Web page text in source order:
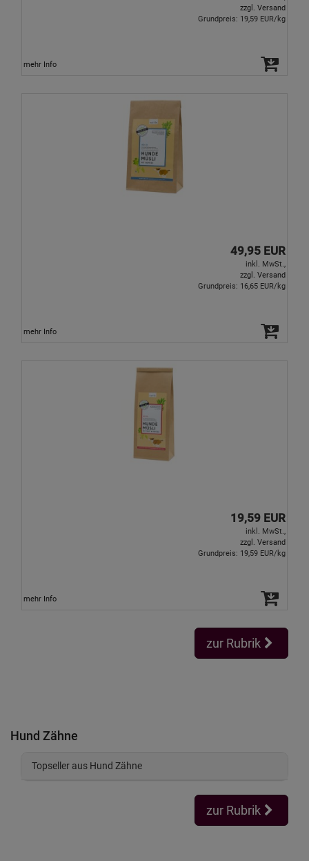
zzgl. Versand
Grundpreis: 19,59 EUR/kg
mehr Info
49,95 EUR
inkl. MwSt.,
zzgl. Versand
Grundpreis: 16,65 EUR/kg
mehr Info
19,59 EUR
inkl. MwSt.,
zzgl. Versand
Grundpreis: 19,59 EUR/kg
mehr Info
zur Rubrik
Hund Zähne
Topseller aus Hund Zähne
zur Rubrik